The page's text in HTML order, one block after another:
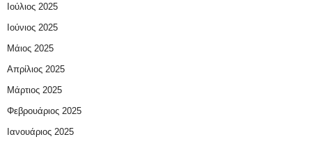
Ιούλιος 2025
Ιούνιος 2025
Μάιος 2025
Απρίλιος 2025
Μάρτιος 2025
Φεβρουάριος 2025
Ιανουάριος 2025